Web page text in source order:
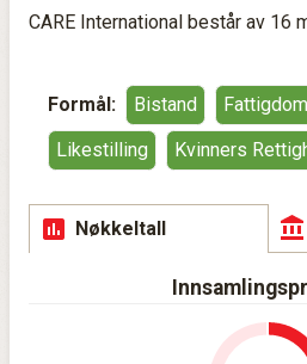
CARE International består av 16
Formål: Bistand
Likestilling
Kvinners
Nøkkeltall